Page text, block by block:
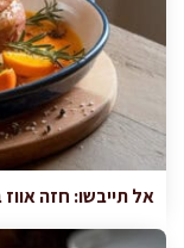
אל תייבשו: חזה אווז